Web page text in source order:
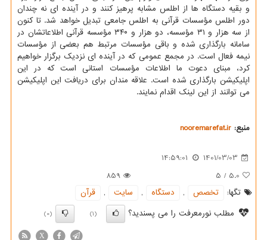
و بقیه دستگاه ها از اطلس مشابه پرهیز کنند و در آینده ای نه چندان
دور اطلس مؤسسات قرآنی به اطلس جامعی تبدیل خواهد شد. تا کنون
از سه هزار و ۳۱ مؤسسه، دو هزار و ۳۴۰ مؤسسه قرآنی اطلاعاتشان در
سامانه بارگذاری شده و باقی مؤسسات مرتبط هم بعضی از مؤسسات
نیمه فعال است. در مجمع عمومی که در آینده ای نزدیک برگزار خواهیم
کرد، مبنای دعوت ما اطلاعات مؤسسات استانی است که در این
اپلیکیشن بارگذاری شده است. علاقه مندان برای دریافت این اپلیکیشن
می توانند از این لینک اقدام نمایند.
منبع: nooremarefat.ir
1401/03/03
14:59:01
5.0
/
5
859
تگها:
تخصص , دستگاه , سایت ,
قرآن
مطلب نورمعرفت را می پسندید؟
(1)
(0)
X